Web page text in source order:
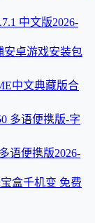
中文版2026-
安卓游戏安装包
中文典藏版合
语便携版2026-
盒千机变 免费